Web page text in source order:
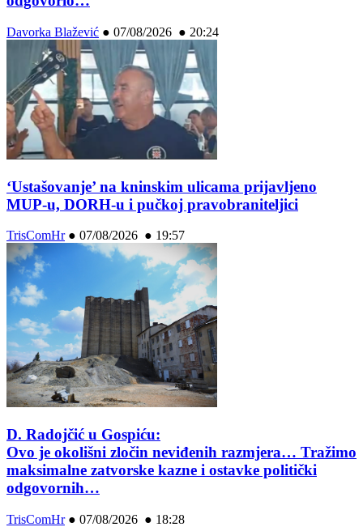
Davorka Blažević ● 07/08/2026 ● 20:24
‘Ustašovanje’ na kninskim ulicama prijavljeno
MUP-u, DORH-u i pučkoj pravobraniteljici
TrisComHr● 07/08/2026 ● 19:57
D. Radojčić u Gospiću:
Ovo je okolišni zločin neviđenih razmjera… Tražimo
maksimalne zatvorske kazne i ostavke politički
odgovornih…
TrisComHr● 07/08/2026 ● 18:28